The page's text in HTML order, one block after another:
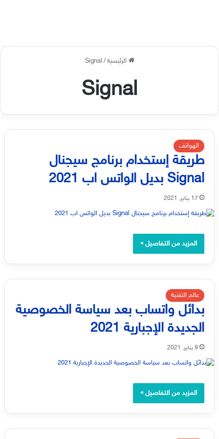
الرئيسية /
Signal
Signal
الهواتف
طريقة إستخدام برنامج سيجنال
Signal بديل الواتس اب 2021
17 يناير, 2021
المزيد من التفاصيل »
عالم التقنية
بدائل واتساب بعد سياسة الخصوصية
الجديدة الإجبارية 2021
9 يناير, 2021
المزيد من التفاصيل »